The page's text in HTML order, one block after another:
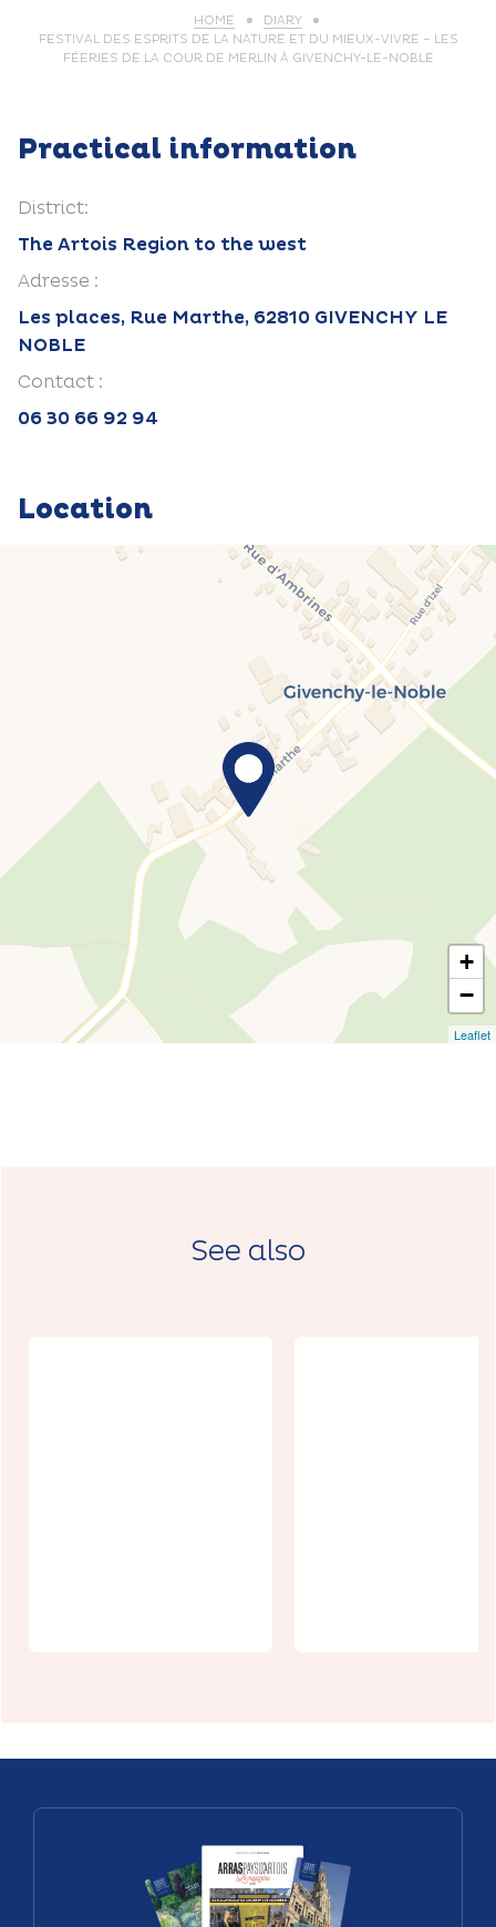
HOME
DIARY
FESTIVAL DES ESPRITS DE LA NATURE ET DU MIEUX-VIVRE – LES
FÉERIES DE LA COUR DE MERLIN À GIVENCHY-LE-NOBLE
Practical information
District:
The Artois Region to the west
Adresse :
Les places, Rue Marthe, 62810 GIVENCHY LE
NOBLE
Contact :
06 30 66 92 94
Location
+
−
Leaflet
See also